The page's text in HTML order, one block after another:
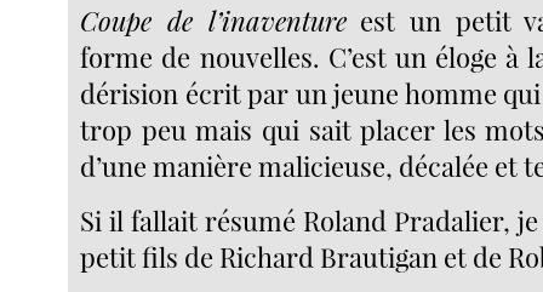
Coupe de l’inaventureest un petit
forme de nouvelles. C’est un éloge à
dérision écrit par un jeune homme
trop peu mais qui sait placer les
d’une manière malicieuse, décalée et
Si il fallait résumé Roland Pradalier,
petit fils de Richard Brautigan et de